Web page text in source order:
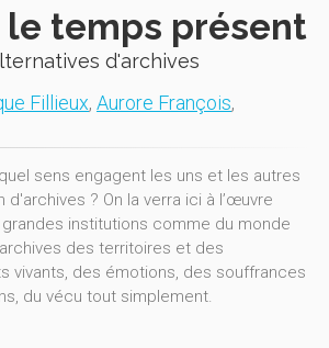
le temps présent
d'archives
Fillieux, Aurore François,
sens engagent les uns et les autres
? On la verra ici à l’œuvre
institutions comme du monde
des territoires et des
vivants, des émotions, des souffrances
du vécu tout simplement.